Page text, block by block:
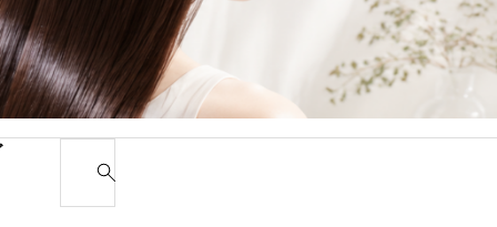
ン
美容室のトリートメントをリピートにつなげ
る方法｜単価アップを安定させる考え方
美容室の
a